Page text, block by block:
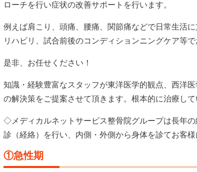
ローチを行い症状の改善サポートを行います。
例えば肩こり、頭痛、腰痛、関節痛などで日常生活
リハビリ、試合前後のコンディションニングケア等
是非、お任せください！
知識・経験豊富なスタッフが東洋医学的観点、西洋
の解決策をご提案させて頂きます。根本的に治療して
◇メディカルネットサービス整骨院グループは長年
診（経絡）を行い、内側・外側から身体を診てお客様
①急性期